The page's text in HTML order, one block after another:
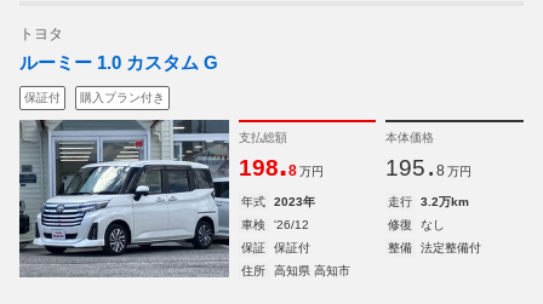
トヨタ
ルーミー 1.0 カスタム G
保証付 購入プラン付き
支払総額
198.8 万円
本体価格
195. 8 万円
年式 2023年 走行
3.2万km
車検
'26/12 修復
なし
保証
保証付 整備
法定整備付
住所
高知県 高知市